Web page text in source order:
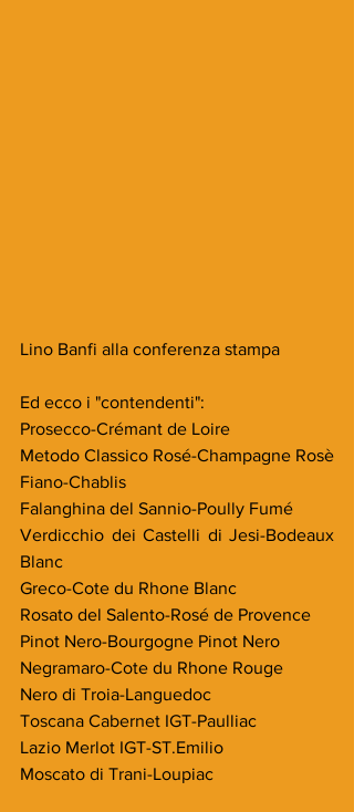
Lino Banfi alla conferenza stampa
Ed ecco i "contendenti":
Prosecco-Crémant de Loire
Metodo Classico Rosé-Champagne Rosè
Fiano-Chablis
Falanghina del Sannio-Poully Fumé
Verdicchio dei Castelli di Jesi-Bodeaux
Blanc
Greco-Cote du Rhone Blanc
Rosato del Salento-Rosé de Provence
Pinot Nero-Bourgogne Pinot Nero
Negramaro-Cote du Rhone Rouge
Nero di Troia-Languedoc
Toscana Cabernet IGT-Paulliac
Lazio Merlot IGT-ST.Emilio
Moscato di Trani-Loupiac